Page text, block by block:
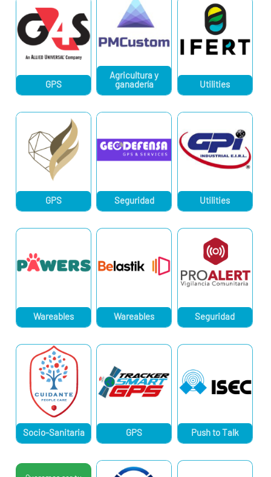
GPS
Agricultura y
ganadería
Utilities
GPS Seguridad Utilities
Wareables Wareables Seguridad
Socio-Sanitaria GPS Push to Talk